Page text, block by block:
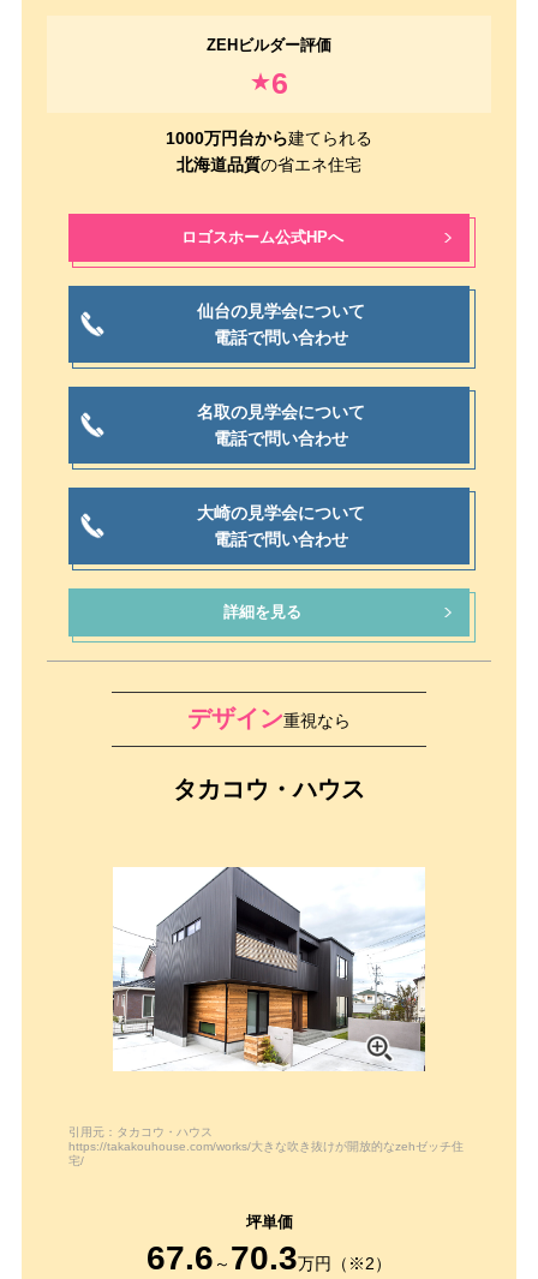
★6
1000万円台から建てられる
北海道品質の省エネ住宅
ロゴスホーム公式HPへ
仙台の見学会について
電話で問い合わせ
名取の見学会について
電話で問い合わせ
大崎の見学会について
電話で問い合わせ
詳細を見る
デザイン重視なら
タカコウ・ハウス
引用元：タカコウ・ハウス
https://takakouhouse.com/works/大きな吹き抜けが開放的なzehゼッチ住
宅/
67.6 ～ 70.3万円（※2）